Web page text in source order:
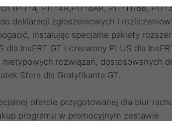
(PIT-4, PIT-4R,PIT-8AR, PIT-11/8B, PIT-
deklaracji zgłoszeniowych i
instalując specjalne pakiety
InsERT GT i czerwony PLUS dla
rozwiązań, dostosowanych
Sfera dla Gratyfikanta GT.
ofercie przygotowanej dla biur
programu w promocyjnym zestawie.